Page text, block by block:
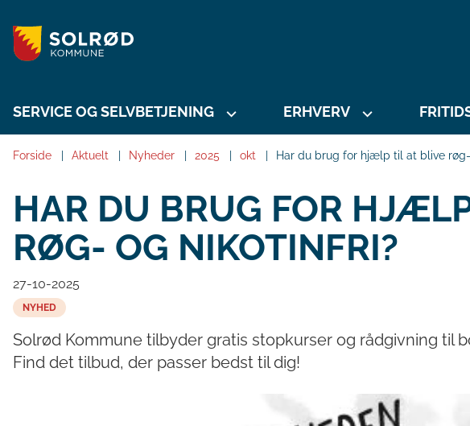
SERVICE OG SELVBETJENING ERHVERV
Forside Aktuelt Nyheder 2025 okt Har du brug for hjælp til at blive
HAR DU BRUG FOR
RØG- OG NIKOTINFRI?
27-10-2025
NYHED
Solrød Kommune tilbyder gratis stopkurser og rådgivning til
Find det tilbud, der passer bedst til dig!